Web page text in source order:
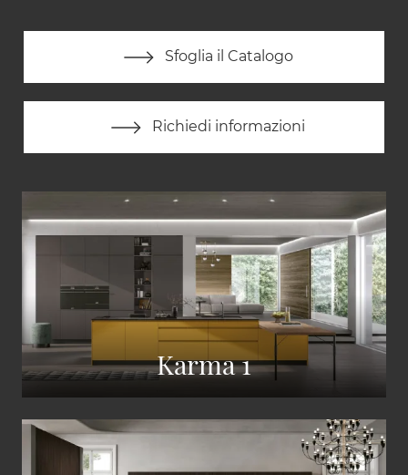
Karma 1
Sfoglia il Catalogo
Richiedi informazioni